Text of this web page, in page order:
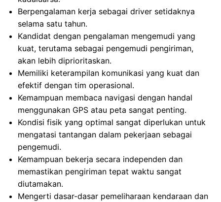
Berpengalaman kerja sebagai driver setidaknya
selama satu tahun.
Kandidat dengan pengalaman mengemudi yang
kuat, terutama sebagai pengemudi pengiriman,
akan lebih diprioritaskan.
Memiliki keterampilan komunikasi yang kuat dan
efektif dengan tim operasional.
Kemampuan membaca navigasi dengan handal
menggunakan GPS atau peta sangat penting.
Kondisi fisik yang optimal sangat diperlukan untuk
mengatasi tantangan dalam pekerjaan sebagai
pengemudi.
Kemampuan bekerja secara independen dan
memastikan pengiriman tepat waktu sangat
diutamakan.
Mengerti dasar-dasar pemeliharaan kendaraan dan